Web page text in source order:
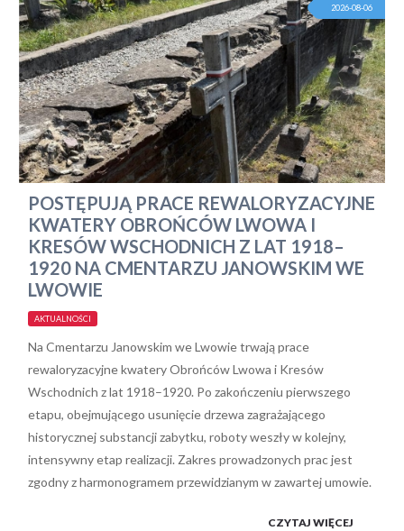
2026-08-06
POSTĘPUJĄ PRACE REWALORYZACYJNE
KWATERY OBROŃCÓW LWOWA I
KRESÓW WSCHODNICH Z LAT 1918–
1920 NA CMENTARZU JANOWSKIM WE
LWOWIE
AKTUALNOŚCI
Na Cmentarzu Janowskim we Lwowie trwają prace
rewaloryzacyjne kwatery Obrońców Lwowa i Kresów
Wschodnich z lat 1918–1920. Po zakończeniu pierwszego
etapu, obejmującego usunięcie drzewa zagrażającego
historycznej substancji zabytku, roboty weszły w kolejny,
intensywny etap realizacji. Zakres prowadzonych prac jest
zgodny z harmonogramem przewidzianym w zawartej umowie.
CZYTAJ WIĘCEJ